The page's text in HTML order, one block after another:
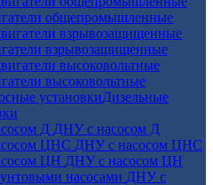
общепромышленные
взрывозащищенные
высоковольтные
Дизельные
ДНУ с насосом Д
ДНУ с насосом ЦНС
ДНУ с насосом ЦН
ДНУ с